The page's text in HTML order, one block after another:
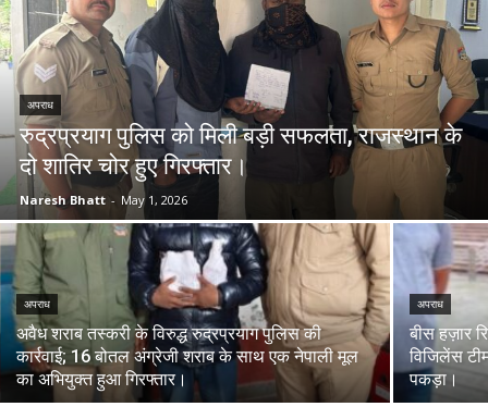
अपराध
रुद्रप्रयाग पुलिस को मिली बड़ी सफलता, राजस्थान के
दो शातिर चोर हुए गिरफ्तार।
Naresh Bhatt - May 1, 2026
अपराध
अवैध शराब तस्करी के विरुद्ध रुद्रप्रयाग पुलिस की
कार्रवाई; 16 बोतल अंग्रेजी शराब के साथ एक नेपाली मूल
का अभियुक्त हुआ गिरफ्तार।
अपराध
बीस हज़ार
विजिलेंस
पकड़ा।